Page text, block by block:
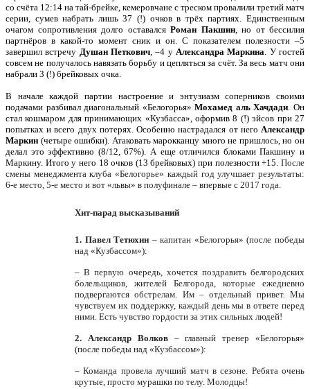
со счёта 12:14 на тай-брейке, кемеровчане с треском провалили третий матч
серии, сумев набрать лишь 37 (!) очков в трёх партиях. Единственным
очагом сопротивления долго оставался Роман Пакшин, но от бессилия
партнёров в какой-то момент сник и он. С показателем полезности –5
завершил встречу Душан Петкович, –4 уАлександра Маркина. У гостей
совсем не получалось навязать борьбу и цепляться за счёт. За весь матч они
набрали 3 (!) брейковых очка.
В начале каждой партии настроение и энтузиазм соперников своими
подачами разбивал диагональный «Белогорья»Мохамед аль Хачдади. Он
стал кошмаром для принимающих «Кузбасса», оформив 8 (!) эйсов при 27
попытках и всего двух потерях. Особенно настрадался от него Александр
Маркин (четыре ошибки). Атаковать марокканцу много не пришлось, но он
делал это эффективно (8/12, 67%). А еще отличился блоками Пакшину и
Маркину. Итого у него 18 очков (13 брейковых) при полезности +15. После
смены менеджмента клуба «Белогорье» каждый год улучшает результаты:
6-е место, 5-е место и вот «львы» в полуфинале – впервые с 2017 года.
Хит-парад высказываний
1. Павел Тетюхин – капитан «Белогорья» (после победы
над «Кузбассом»):
– В первую очередь, хочется поздравить белгородских
болельщиков, жителей Белгорода, которые ежедневно
подвергаются обстрелам. Им – отдельный привет. Мы
чувствуем их поддержку, каждый день мы в ответе перед
ними. Есть чувство гордости за этих сильных людей!
2. Александр Волков– главный тренер «Белогорья»
(после победы над «Кузбассом»):
– Команда провела лучший матч в сезоне. Ребята очень
крутые, просто мурашки по телу. Молодцы!